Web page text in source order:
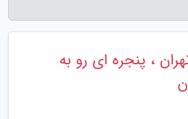
، پنجره ای رو به